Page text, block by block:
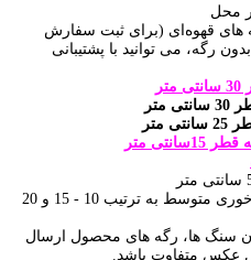
محل
های قهوه‌ای (برای ثبت سفارش
رگه، می توانید با پشتیبانی
ارتفاع پایه میخی های شکلات خوری متوسط به ترتیب 10 - 15 و 20
سنگ ها، رگه های محصول ارسال
متفاوت باشد.